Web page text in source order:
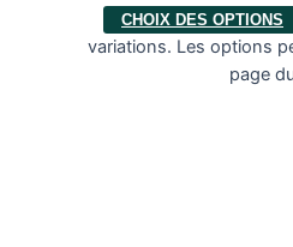
CHOIX DES OPTIONS
variations. Les options
page